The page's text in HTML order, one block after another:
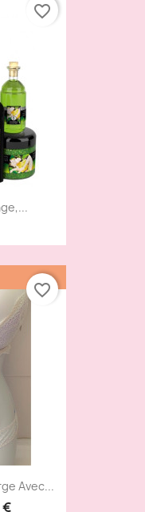
favorite_border
Avec...
€
favorite_border